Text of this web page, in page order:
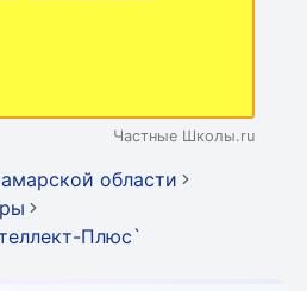
Частные Школы.ru
области
Плюс`